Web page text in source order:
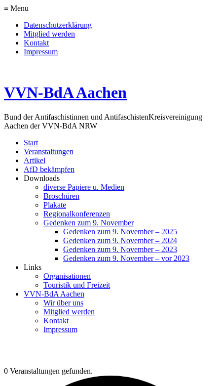
≡ Menu
Datenschutzerklärung
Mitglied werden
Kontakt
Impressum
VVN-BdA Aachen
Bund der Antifaschistinnen und AntifaschistenKreisvereinigung
Aachen der VVN-BdA NRW
Start
Veranstaltungen
Artikel
AfD bekämpfen
Downloads
diverse Papiere u. Medien
Broschüren
Plakate
Regionalkonferenzen
Gedenken zum 9. November
Gedenken zum 9. November – 2025
Gedenken zum 9. November – 2024
Gedenken zum 9. November – 2023
Gedenken zum 9. November – vor 2023
Links
Organisationen
Touristik und Freizeit
VVN-BdA Aachen
Wir über uns
Mitglied werden
Kontakt
Impressum
0 Veranstaltungen gefunden.